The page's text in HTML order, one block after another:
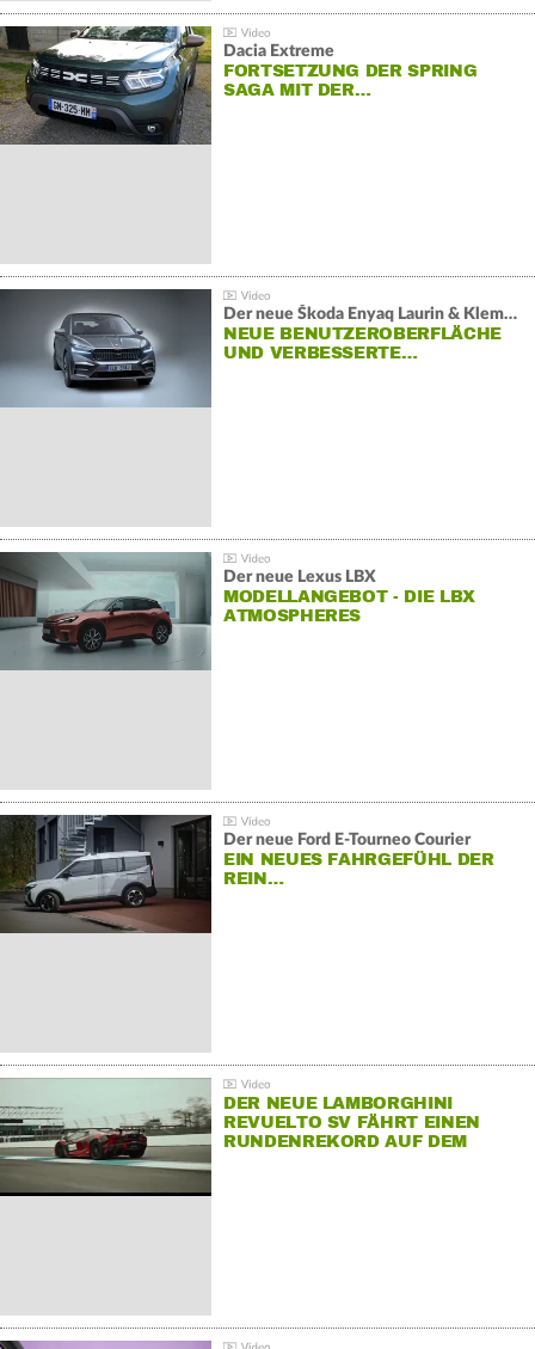
Dacia Extreme
FORTSETZUNG DER SPRING
SAGA MIT DER…
Der neue Škoda Enyaq Laurin & Klement
NEUE BENUTZEROBERFLÄCHE
UND VERBESSERTE…
Der neue Lexus LBX
MODELLANGEBOT - DIE LBX
ATMOSPHERES
Der neue Ford E-Tourneo Courier
EIN NEUES FAHRGEFÜHL DER
REIN…
DER NEUE LAMBORGHINI
REVUELTO SV FÄHRT EINEN
RUNDENREKORD AUF DEM